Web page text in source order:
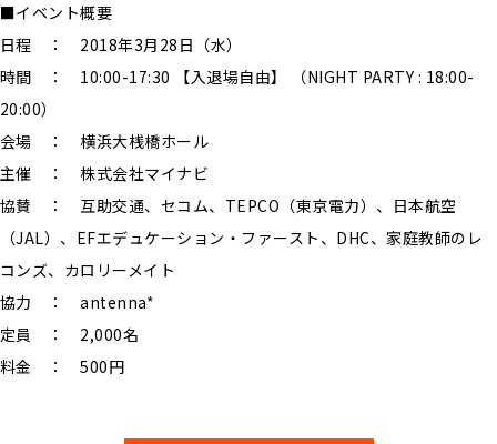
■イベント概要
日程 ： 2018年3月28日（水）
時間 ： 10:00-17:30 【入退場自由】 （NIGHT PARTY : 18:00-
20:00）
会場 ： 横浜大桟橋ホール
主催 ： 株式会社マイナビ
協賛 ： 互助交通、セコム、TEPCO（東京電力）、日本航空
（JAL）、EFエデュケーション・ファースト、DHC、家庭教師のレ
コンズ、カロリーメイト
協力 ： antenna*
定員 ： 2,000名
料金 ： 500円